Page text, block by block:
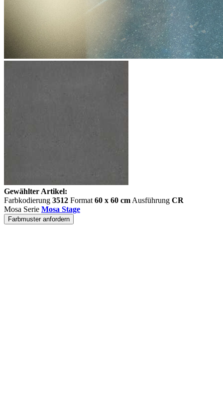
Gewählter Artikel:
Farbkodierung 3512 Format 60 x 60 cm Ausführung CR
Mosa Serie Mosa Stage
Farbmuster anfordern